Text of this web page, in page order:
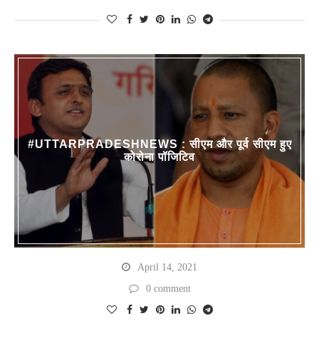
#UTTARPRADESHNEWS : सीएम और पूर्व सीएम हुए
कोरोना पॉजिटिव
April 14, 2021
0 comment